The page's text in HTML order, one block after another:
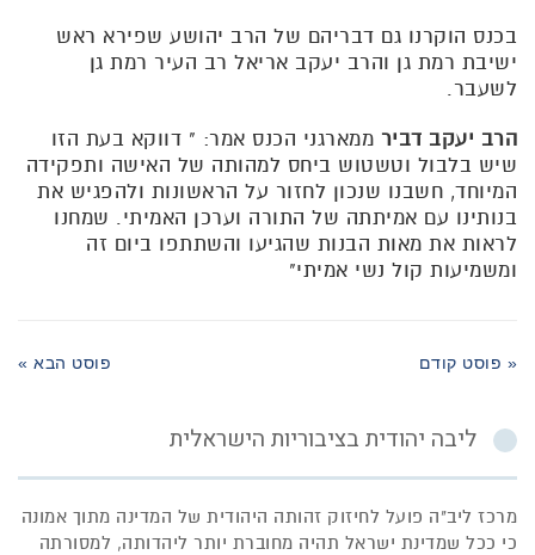
בכנס הוקרנו גם דבריהם של הרב יהושע שפירא ראש
ישיבת רמת גן והרב יעקב אריאל רב העיר רמת גן
לשעבר.
הרב יעקב דביר ממארגני הכנס אמר: " דווקא בעת הזו
שיש בלבול וטשטוש ביחס למהותה של האישה ותפקידה
המיוחד, חשבנו שנכון לחזור על הראשונות ולהפגיש את
בנותינו עם אמיתתה של התורה וערכן האמיתי. שמחנו
לראות את מאות הבנות שהגיעו והשתתפו ביום זה
ומשמיעות קול נשי אמיתי"
« פוסט קודם פוסט הבא »
ליבה יהודית בציבוריות הישראלית
מרכז ליב"ה פועל לחיזוק זהותה היהודית של המדינה מתוך אמונה
כי ככל שמדינת ישראל תהיה מחוברת יותר ליהדותה, למסורתה